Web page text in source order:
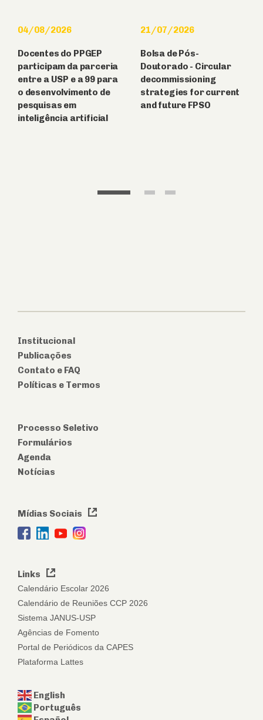
04/08/2026
Docentes do PPGEP
participam da parceria
entre a USP e a 99 para
o desenvolvimento de
pesquisas em
inteligência artificial
21/07/2026
Bolsa de Pós-
Doutorado - Circular
decommissioning
strategies for current
and future FPSO
1 2 3
Institucional
Publicações
Contato e FAQ
Políticas e Termos
Processo Seletivo
Formulários
Agenda
Notícias
Mídias Sociais
Links
Calendário Escolar 2026
Calendário de Reuniões CCP 2026
Sistema JANUS-USP
Agências de Fomento
Portal de Periódicos da CAPES
Plataforma Lattes
English
Português